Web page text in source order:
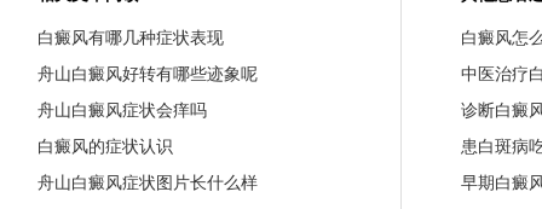
白癜风有哪几种症状表现
舟山白癜风好转有哪些迹象呢
舟山白癜风症状会痒吗
白癜风的症状认识
舟山白癜风症状图片长什么样
白癜风怎
中医治疗
诊断白癜
患白斑病
早期白癜